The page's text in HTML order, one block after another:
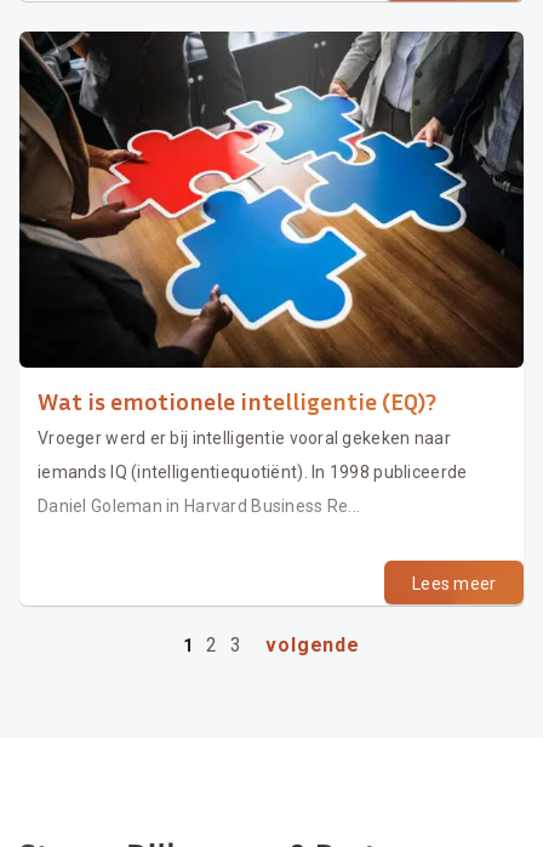
Wat is emotionele intelligentie (EQ)?
Vroeger werd er bij intelligentie vooral gekeken naar
iemands IQ (intelligentiequotiënt). In 1998 publiceerde
Daniel Goleman in Harvard Business Re...
Lees meer
1 2 3 volgende